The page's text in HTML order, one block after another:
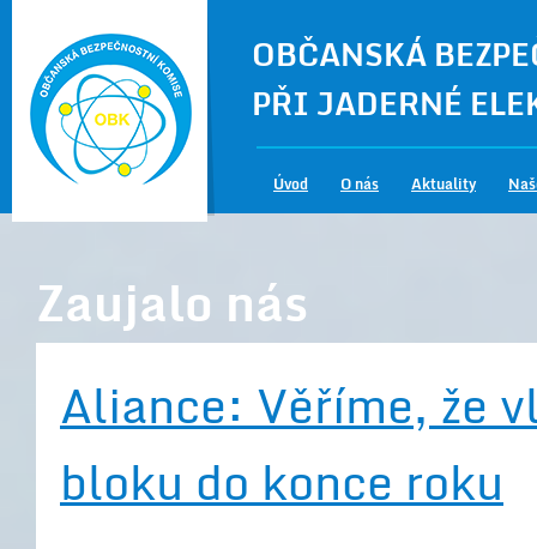
OBČANSKÁ
PŘI JADERNÉ
Úvod O nás Aktuality
Zaujalo nás
Aliance: Věříme, že
bloku do konce roku